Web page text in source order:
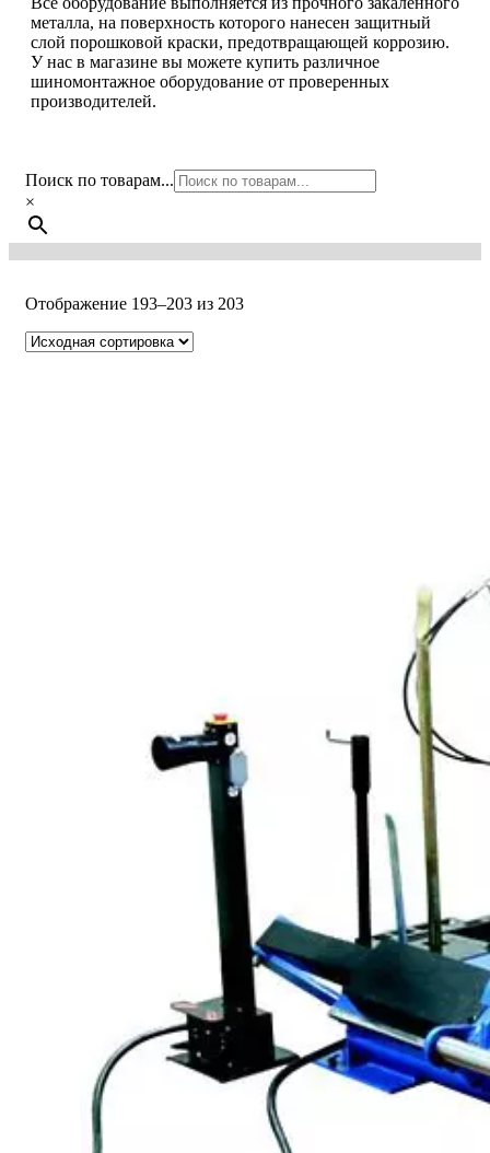
металла, на поверхность которого нанесен защитный
слой порошковой краски, предотвращающей коррозию.
У нас в магазине вы можете купить различное
шиномонтажное оборудование от проверенных
производителей.
Поиск по товарам...
×
Отображение 193–203 из 203